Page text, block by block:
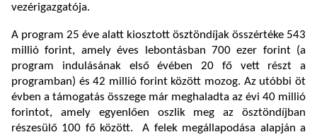
vezérigazgatója.
A program 25 éve alatt kiosztott ösztöndíjak összértéke 543
millió forint, amely éves lebontásban 700 ezer forint (a
program indulásának első évében 20 fő vett részt a
programban) és 42 millió forint között mozog. Az utóbbi öt
évben a támogatás összege már meghaladta az évi 40 millió
forintot, amely egyenlően oszlik meg az ösztöndíjban
részesülő 100 fő között.
A felek megállapodása alapján a